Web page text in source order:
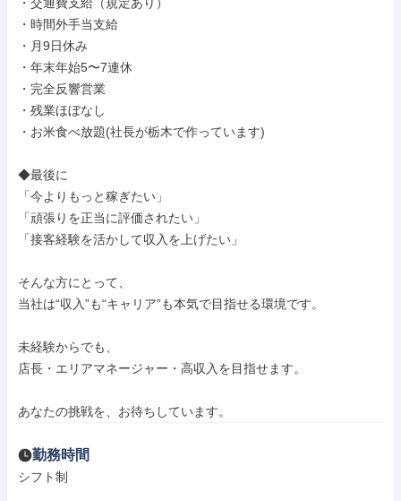
・時間外手当支給
・月9日休み
・年末年始5〜7連休
・完全反響営業
・残業ほぼなし
・お米食べ放題(社長が栃木で作っています)
◆最後に
「今よりもっと稼ぎたい」
「頑張りを正当に評価されたい」
「接客経験を活かして収入を上げたい」
そんな方にとって、
当社は“収入”も“キャリア”も本気で目指せる環境です。
未経験からでも、
店長・エリアマネージャー・高収入を目指せます。
あなたの挑戦を、お待ちしています。
勤務時間
シフト制